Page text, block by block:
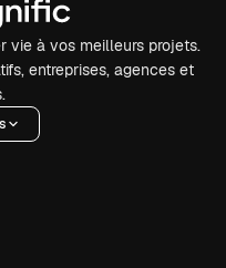
vie à vos meilleurs projets.
entreprises, agences et